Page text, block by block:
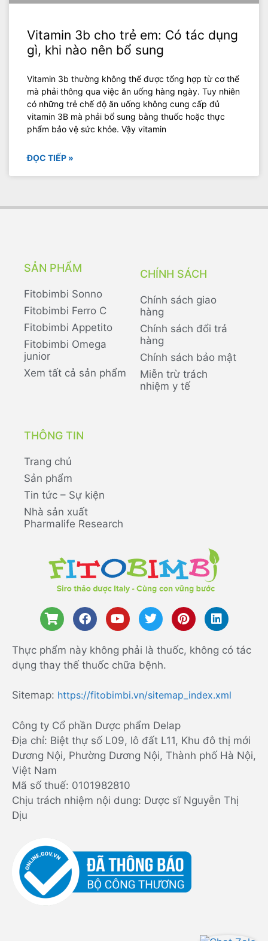
Vitamin 3b cho trẻ em: Có tác dụng
gì, khi nào nên bổ sung
‍Vitamin 3b thường không thể được tổng hợp từ cơ thể
mà phải thông qua việc ăn uống hàng ngày. Tuy nhiên
có những trẻ chế độ ăn uống không cung cấp đủ
vitamin 3B mà phải bổ sung bằng thuốc hoặc thực
phẩm bảo vệ sức khỏe. Vậy vitamin
ĐỌC TIẾP »
SẢN PHẨM
Fitobimbi Sonno
Fitobimbi Ferro C
Fitobimbi Appetito
Fitobimbi Omega
junior
Xem tất cả sản phẩm
CHÍNH SÁCH
Chính sách giao
hàng
Chính sách đổi trả
hàng
Chính sách bảo mật
Miễn trừ trách
nhiệm y tế
THÔNG TIN
Trang chủ
Sản phẩm
Tin tức – Sự kiện
Nhà sản xuất
Pharmalife Research
Thực phẩm này không phải là thuốc, không có tác
dụng thay thế thuốc chữa bệnh.
Sitemap: https://fitobimbi.vn/sitemap_index.xml
Công ty Cổ phần Dược phẩm Delap
Địa chỉ: Biệt thự số L09, lô đất L11, Khu đô thị mới
Dương Nội, Phường Dương Nội, Thành phố Hà Nội,
Việt Nam
Mã số thuế: 0101982810
Chịu trách nhiệm nội dung: Dược sĩ Nguyễn Thị
Dịu